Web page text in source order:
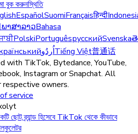
বুক করুনস্থিতি
EspañolSuomiFrançaisहिन्दी
ພາສາລາວBahasa
PolskiPortuguêsрусскийSvenska
اُردُوTiếng Việt普通话
with TikTok, Bytedance, YouTube,
Instagram or Snapchat. All
owners.
service
ছোট ব্র্যান্ড হিসেবে TikTok থেকে কীভাবে